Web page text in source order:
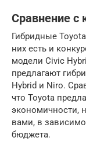
Сравнение с
Гибридные
них есть и
модели Civic
предлагают
Hybrid и Niro.
что Toyota
экономичности,
вами, в
бюджета.